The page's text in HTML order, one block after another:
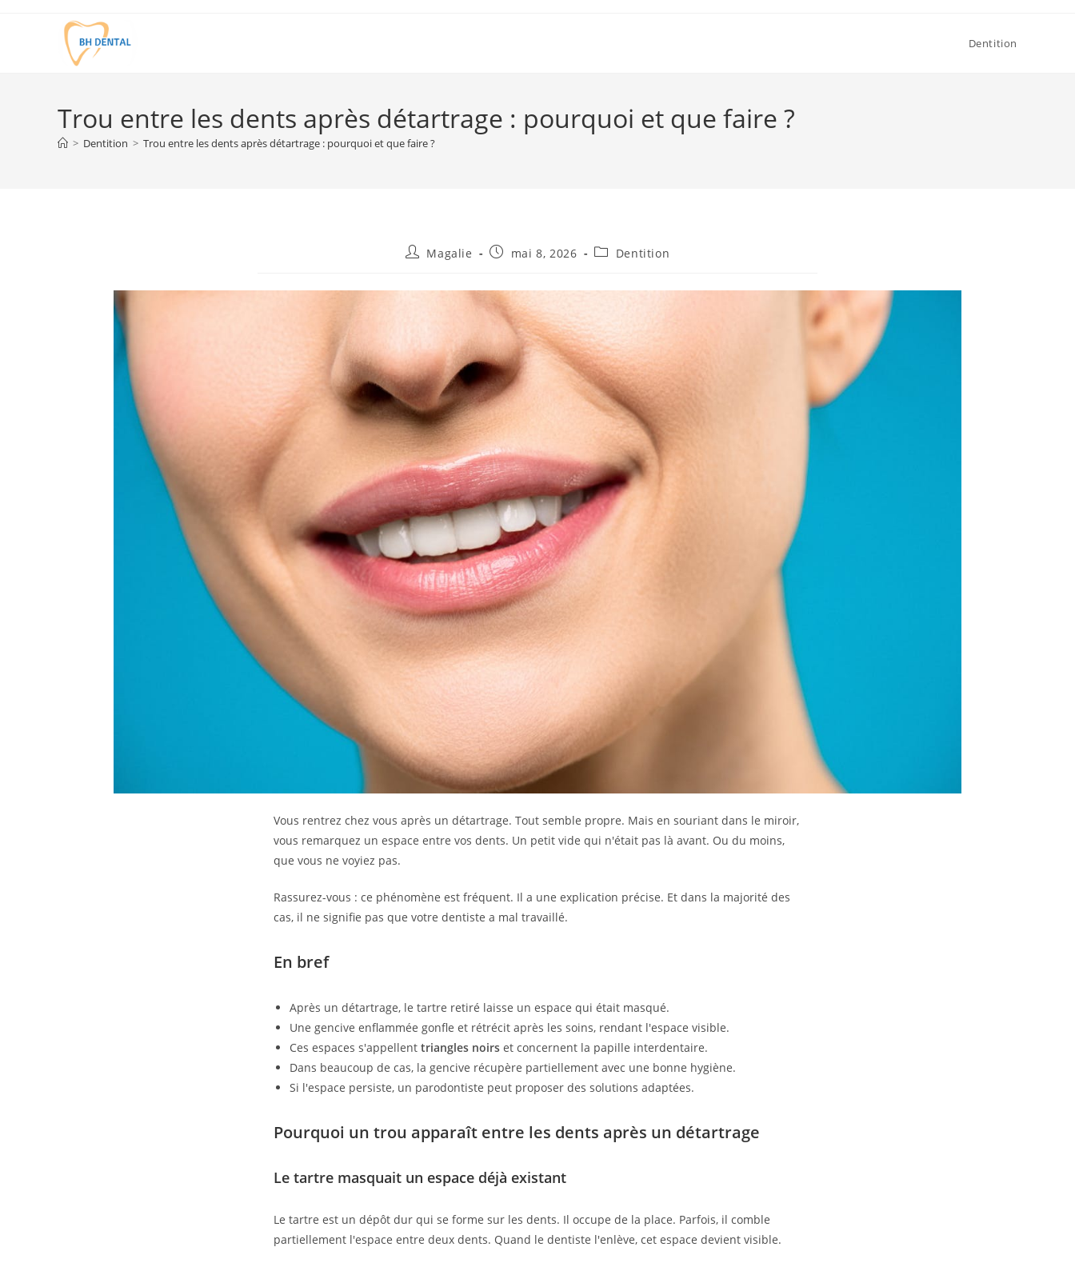
Dentition
Trou entre les dents après détartrage : pourquoi et que faire ?
> Dentition > Trou entre les dents après détartrage : pourquoi et que faire ?
Magalie mai 8, 2026 Dentition
Vous rentrez chez vous après un détartrage. Tout semble propre. Mais en souriant dans le miroir,
vous remarquez un espace entre vos dents. Un petit vide qui n'était pas là avant. Ou du moins,
que vous ne voyiez pas.
Rassurez-vous : ce phénomène est fréquent. Il a une explication précise. Et dans la majorité des
cas, il ne signifie pas que votre dentiste a mal travaillé.
En bref
Après un détartrage, le tartre retiré laisse un espace qui était masqué.
Une gencive enflammée gonfle et rétrécit après les soins, rendant l'espace visible.
Ces espaces s'appellent triangles noirs et concernent la papille interdentaire.
Dans beaucoup de cas, la gencive récupère partiellement avec une bonne hygiène.
Si l'espace persiste, un parodontiste peut proposer des solutions adaptées.
Pourquoi un trou apparaît entre les dents après un détartrage
Le tartre masquait un espace déjà existant
Le tartre est un dépôt dur qui se forme sur les dents. Il occupe de la place. Parfois, il comble
partiellement l'espace entre deux dents. Quand le dentiste l'enlève, cet espace devient visible.